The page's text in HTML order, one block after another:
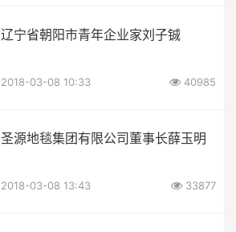
辽宁省朝阳市青年企业家刘子铖
2018-03-08 10:33 40985
圣源地毯集团有限公司董事长薛玉明
2018-03-08 13:43 33877